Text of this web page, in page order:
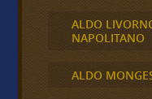
ALDO
NAPOLITANO
ALDO